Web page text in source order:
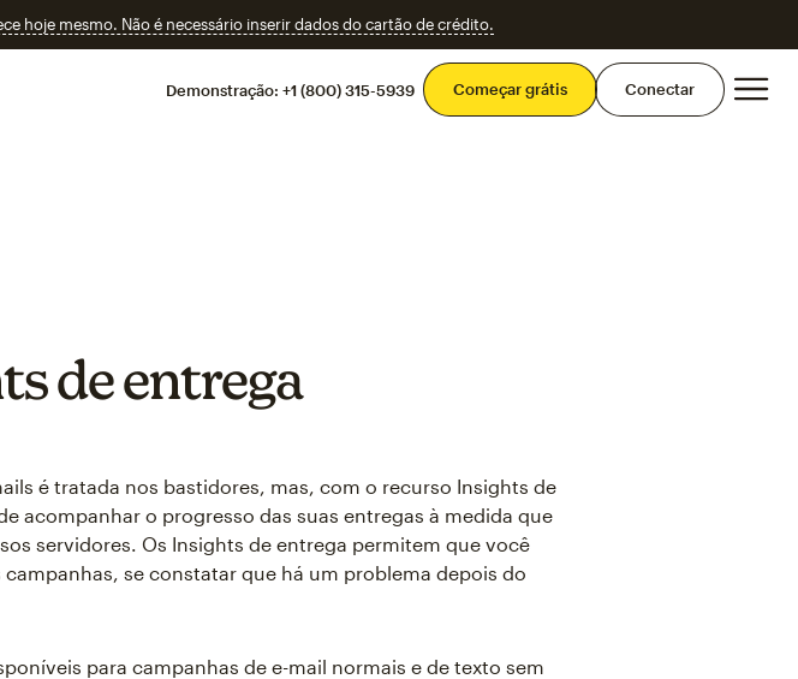
hoje mesmo. Não é necessário inserir dados do cartão de crédito.
Demonstração: +1 (800) 315-5939 Começar grátis Conectar
de entrega
é tratada nos bastidores, mas, com o recurso Insights de
acompanhar o progresso das suas entregas à medida que
servidores. Os Insights de entrega permitem que você
se constatar que há um problema depois do
para campanhas de e-mail normais e de texto sem